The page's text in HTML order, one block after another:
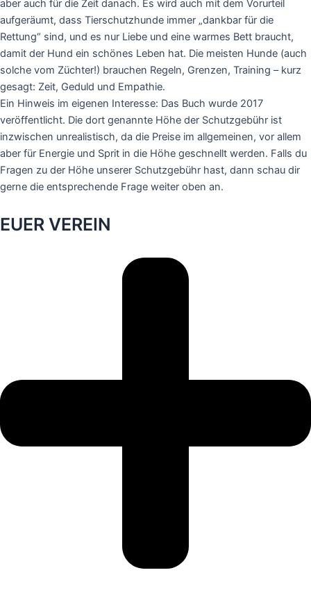
aber auch für die Zeit danach. Es wird auch mit dem Vorurteil
aufgeräumt, dass Tierschutzhunde immer „dankbar für die
Rettung“ sind, und es nur Liebe und eine warmes Bett braucht,
damit der Hund ein schönes Leben hat. Die meisten Hunde (auch
solche vom Züchter!) brauchen Regeln, Grenzen, Training – kurz
gesagt: Zeit, Geduld und Empathie.
Ein Hinweis im eigenen Interesse: Das Buch wurde 2017
veröffentlicht. Die dort genannte Höhe der Schutzgebühr ist
inzwischen unrealistisch, da die Preise im allgemeinen, vor allem
aber für Energie und Sprit in die Höhe geschnellt werden. Falls du
Fragen zu der Höhe unserer Schutzgebühr hast, dann schau dir
gerne die entsprechende Frage weiter oben an.
EUER VEREIN